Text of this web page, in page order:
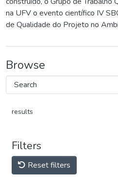
na UFV o evento científico IV
de Qualidade do Projeto no
Browse
results
Filters
Reset filters